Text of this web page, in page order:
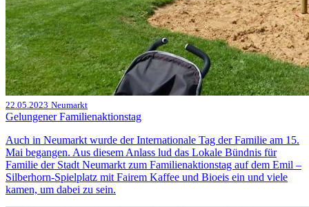
22.05.2023 Neumarkt
Gelungener Familienaktionstag
Auch in Neumarkt wurde der Internationale Tag der Familie am 15.
Mai begangen. Aus diesem Anlass lud das Lokale Bündnis für
Familie der Stadt Neumarkt zum Familienaktionstag auf dem Emil –
Silberhorn-Spielplatz mit Fairem Kaffee und Bioeis ein und viele
kamen, um dabei zu sein.